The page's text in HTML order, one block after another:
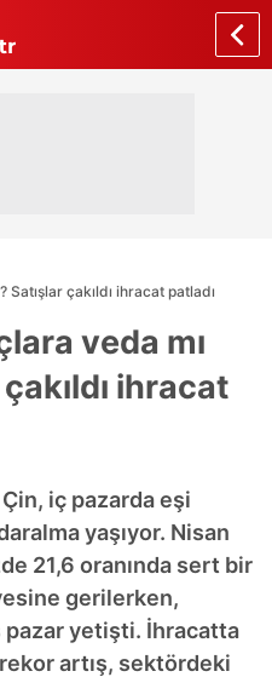
çakıldı ihracat patladı
veda mı
ihracat
iç pazarda eşi
yaşıyor. Nisan
21,6 oranında sert bir
gerilerken,
pazar yetişti. İhracatta
artış, sektördeki